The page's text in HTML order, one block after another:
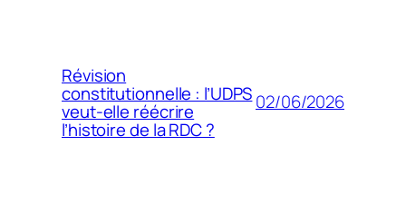
Révision
constitutionnelle : l’UDPS
veut-elle réécrire
l’histoire de la RDC ?
02/06/2026